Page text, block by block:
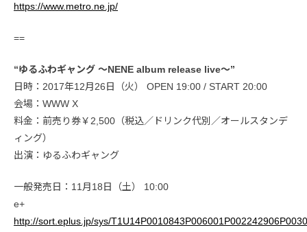
https://www.metro.ne.jp/
==
“ゆるふわギャング 〜NENE album release live〜”
日時：2017年12月26日（火） OPEN 19:00 / START 20:00
会場：WWW X
料金：前売り券￥2,500（税込／ドリンク代別／オールスタンデ
ィング）
出演：ゆるふわギャング
一般発売日：11月18日（土） 10:00
e+
http://sort.eplus.jp/sys/